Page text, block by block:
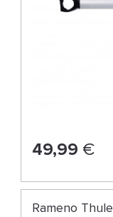
49,99 €
Rameno